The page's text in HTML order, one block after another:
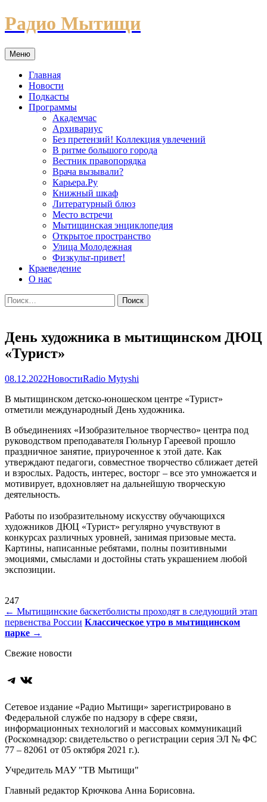
Перейти
к
Радио Мытищи
Меню
Главная
Новости
Подкасты
Программы
Академчас
Архивариус
Без претензий! Коллекция увлечений
В ритме большого города
Вестник правопорядка
Врача вызывали?
Карьера.Ру
Книжный шкаф
Литературный блюз
Место встречи
Мытищинская энциклопедия
Открытое пространство
Улица Молодежная
Физкульт-привет!
Краеведение
О нас
Найти:
День художника в мытищинском ДЮЦ
«Турист»
08.12.2022НовостиRadio Mytyshi
В мытищинском детско-юношеском центре «Турист»
отметили международный День художника.
В объединениях «Изобразительное творчество» центра под
руководством преподавателя Гюльнур Гареевой прошло
праздничное занятие, приуроченное к этой дате. Как
утверждают педагоги, совместное творчество сближает детей
и взрослых. Радость, интерес, восторг – все это умножается и
мотивирует, вдохновляет на дальнейшую творческую
деятельность.
Работы по изобразительному искусству обучающихся
художников ДЮЦ «Турист» регулярно учувствуют в
конкурсах различных уровней, занимая призовые места.
Картины, написанные ребятами, полны позитивными
эмоциями, смыслами и достойны стать украшением любой
экспозиции.
247
Навигация
по
← Мытищинские баскетболисты проходят в следующий этап
первенства России Классическое утро в мытищинском
парке →
Свежие новости
Telegram
ВКонтакте
Сетевое издание «Радио Мытищи» зарегистрировано в
Федеральной службе по надзору в сфере связи,
информационных технологий и массовых коммуникаций
(Роскомнадзор: свидетельство о регистрации серия ЭЛ № ФС
77 – 82061 от 05 октября 2021 г.).
Учредитель МАУ "ТВ Мытищи"
Главный редактор Крючкова Анна Борисовна.